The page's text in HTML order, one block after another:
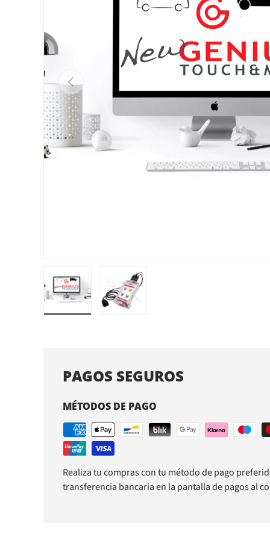
Anterior
PAGOS SEGUROS
MÉTODOS DE PAGO
Realiza tu compras con tu método de pago
transferencia bancaria en la pantalla de pagos al